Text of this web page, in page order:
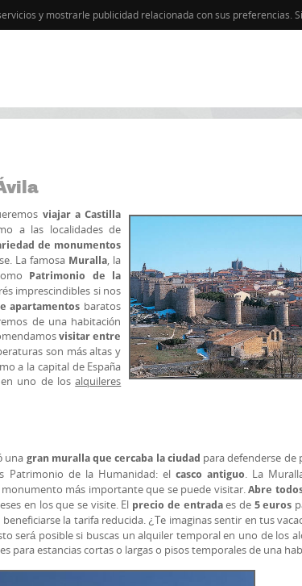
y mostrarle publicidad relacionada con sus preferencias.
viajar a Castilla
a las localidades de
de monumentos
La famosa Muralla, la
Patrimonio de la
imprescindibles si nos
apartamentos baratos
de una habitación
visitar entre
son más altas y
a la capital de España
en uno de losalquileres
una gran muralla que cercaba la ciudad para defenderse de
Patrimonio de la Humanidad: el casco antiguo. La
monumento más importante que se puede visitar.Abre
en los que se visite. El precio de entradaes de 5 euros
la tarifa reducida. ¿Te imaginas sentir en tus
será posible si buscas un alquiler temporal en uno de los
para estancias cortas o largas o pisos temporales de una